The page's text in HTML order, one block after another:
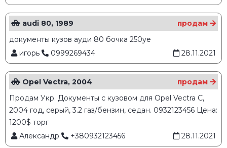
audi 80, 1989
продам
документы кузов ауди 80 бочка 250уе
игорь
0999269434 28.11.2021
Opel Vectra, 2004
продам
Продам Укр. Документы с кузовом для Opel Vectra C,
2004 год, серый, 3.2 газ/бензин, седан. 0932123456 Цена:
1200$ торг
Александр
+380932123456 28.11.2021